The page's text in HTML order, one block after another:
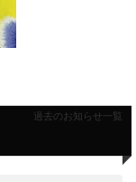
過去のお知らせ一覧